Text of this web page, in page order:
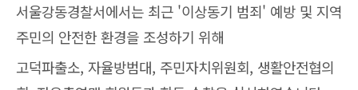
서울강동경찰서에서는 최근 '이상동기 범죄' 예방 및 지역
주민의 안전한 환경을 조성하기 위해
고덕파출소, 자율방범대, 주민자치위원회, 생활안전협의